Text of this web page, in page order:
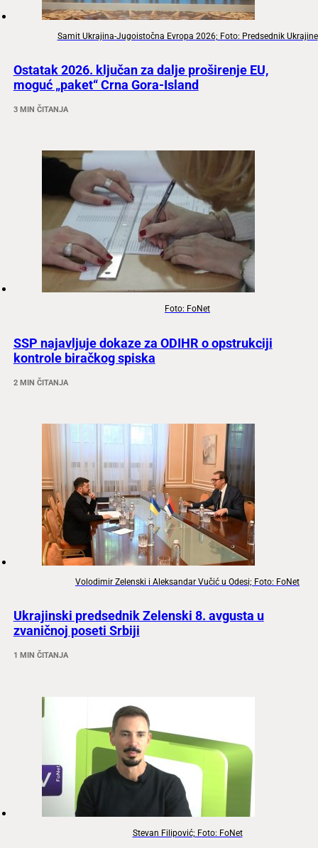
Samit Ukrajina-Jugoistočna Evropa 2026; Foto: Predsednik Ukrajine
Ostatak 2026. ključan za dalje proširenje EU,
moguć „paket“ Crna Gora-Island
3 MIN ČITANJA
Foto: FoNet
SSP najavljuje dokaze za ODIHR o opstrukciji
kontrole biračkog spiska
2 MIN ČITANJA
Volodimir Zelenski i Aleksandar Vučić u Odesi; Foto: FoNet
Ukrajinski predsednik Zelenski 8. avgusta u
zvaničnoj poseti Srbiji
1 MIN ČITANJA
Stevan Filipović; Foto: FoNet